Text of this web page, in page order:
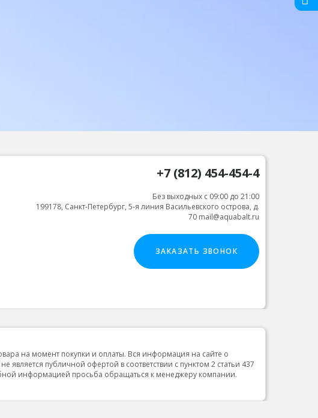
+7 (812) 454-454-4
Без выходных с 09:00 до 21:00
199178, Санкт-Петербург, 5-я линия Васильевского острова, д.
70 mail@aquabalt.ru
ЗАКАЗАТЬ ЗВОНОК
на момент покупки и оплаты. Вся информация на сайте о
является публичной офертой в соответствии с пунктом 2 статьи 437
информацией просьба обращаться к менеджеру компании.